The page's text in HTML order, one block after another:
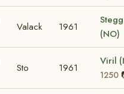
Valack 1961
(NO)
Sto 1961
Viril
1250